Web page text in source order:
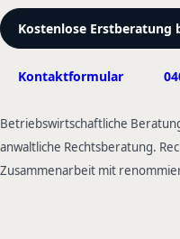
Kostenlose Erstberatung
Kontaktformular
Betriebswirtschaftliche
anwaltliche Rechtsberatung.
Zusammenarbeit mit